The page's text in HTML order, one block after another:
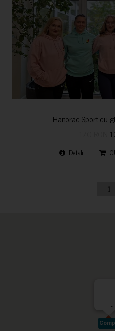
Hanorac Sport cu
Detalii
1
-